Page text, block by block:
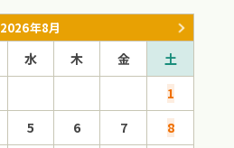
2026年8月
水 木 金
土
1
5 6 7
8